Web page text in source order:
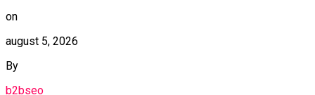
on
august 5, 2026
By
b2bseo